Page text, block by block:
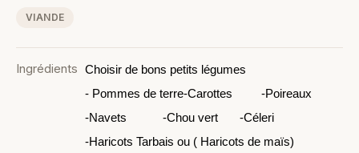
VIANDE
Ingrédients Choisir de bons petits légumes
- Pommes de terre-Carottes
-Poireaux
-Navets
-Chou vert
-Céleri
-Haricots Tarbais ou ( Haricots de maïs)